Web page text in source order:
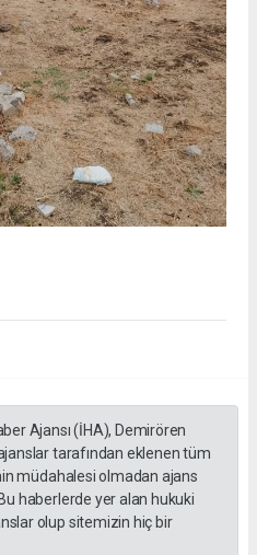
Ajansı (İHA), Demirören
tarafından eklenen tüm
müdahalesi olmadan ajans
haberlerde yer alan hukuki
olup sitemizin hiç bir